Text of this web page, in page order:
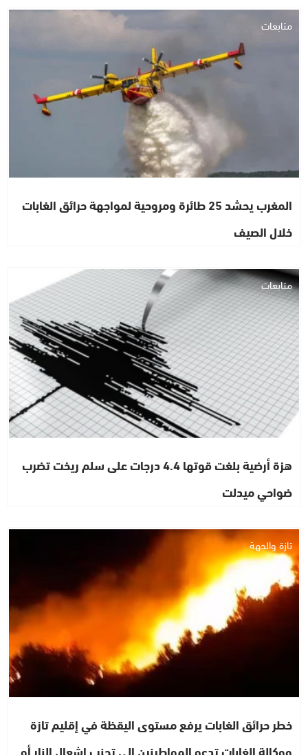
متابعات
المغرب يحشد 25 طائرة ومروحية لمواجهة حرائق الغابات
خلال الصيف
متابعات
هزة أرضية بلغت قوتها 4.4 درجات على سلم ريخت تضرب
ضواحي ميدلت
تازة والجهة
خطر حرائق الغابات يرفع مستوى اليقظة في إقليم تازة